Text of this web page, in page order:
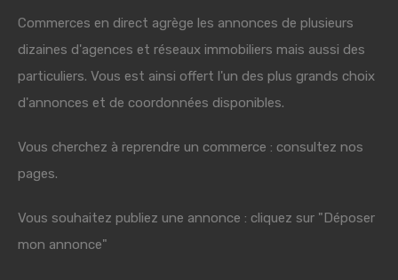
Commerces en direct agrège les annonces de plusieurs
dizaines d'agences et réseaux immobiliers mais aussi des
particuliers. Vous est ainsi offert l'un des plus grands choix
d'annonces et de coordonnées disponibles.
Vous cherchez à reprendre un commerce : consultez nos
pages.
Vous souhaitez publiez une annonce : cliquez sur "Déposer
mon annonce"